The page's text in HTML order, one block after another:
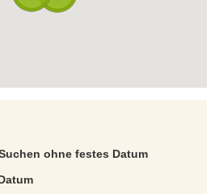
ohne festes Datum